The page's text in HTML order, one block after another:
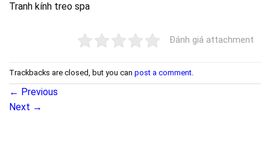
Tranh kính treo spa
Đánh giá attachment
Trackbacks are closed, but you can post a comment
← Previous
Next →